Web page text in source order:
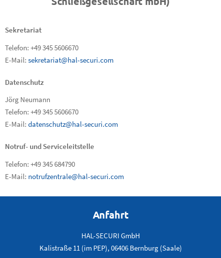
Sekretariat
Telefon: +49 345 5606670
E-Mail: sekretariat@hal-securi.com
Datenschutz
Jörg Neumann
Telefon: +49 345 5606670
E-Mail: datenschutz@hal-securi.com
Notruf- und Serviceleitstelle
Telefon: +49 345 684790
E-Mail: notrufzentrale@hal-securi.com
Anfahrt
HAL-SECURI GmbH
Kalistraße 11 (im PEP), 06406 Bernburg (Saale)